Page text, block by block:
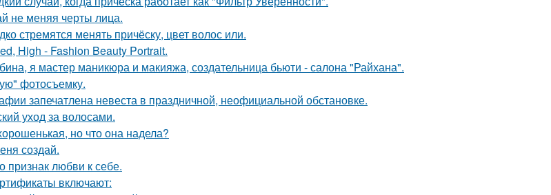
не меняя черты лица.
стремятся менять причёску, цвет волос или.
High - Fashion Beauty Portrait.
я мастер маникюра и макияжа, создательница бьюти - салона "Райхана".
фотосъемку.
запечатлена невеста в праздничной, неофициальной обстановке.
уход за волосами.
но что она надела?
создай.
признак любви к себе.
включают: